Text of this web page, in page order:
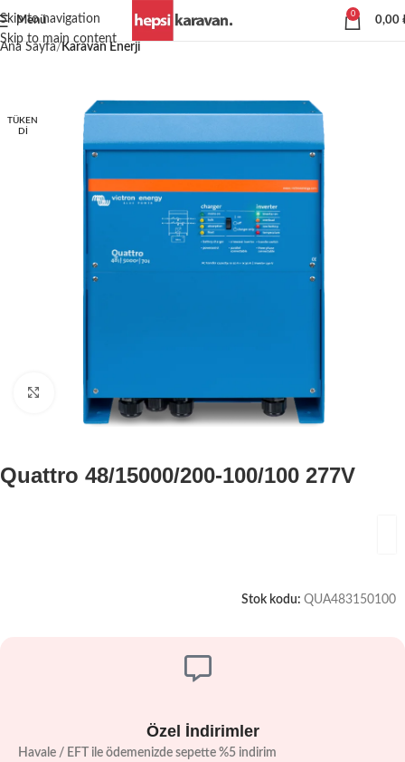
Skip to navigation
Skip to main content
Menü
0
0,00
Ana Sayfa Karavan Enerji
TÜKEN
DI
Büyütmek için tıklayın
Quattro 48/15000/200-100/100 277V
Stok kodu: QUA483150100
Özel İndirimler
Havale / EFT ile ödemenizde sepette %5 indirim